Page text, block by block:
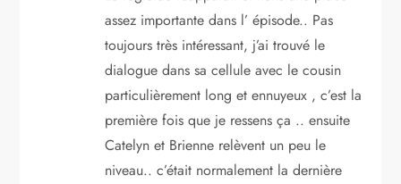
assez importante dans l’ épisode.. Pas
toujours très intéressant, j’ai trouvé le
dialogue dans sa cellule avec le cousin
particulièrement long et ennuyeux , c’est la
première fois que je ressens ça .. ensuite
Catelyn et Brienne relèvent un peu le
niveau.. c’était normalement la dernière